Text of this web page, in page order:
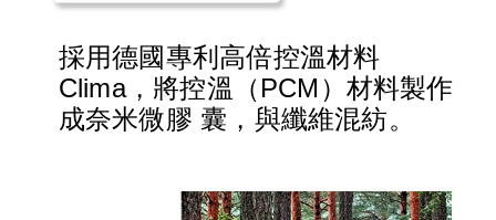
採用德國專利高倍控溫材料
Clima，將控溫（PCM）材料製作
成奈米微膠 囊，與纖維混紡。